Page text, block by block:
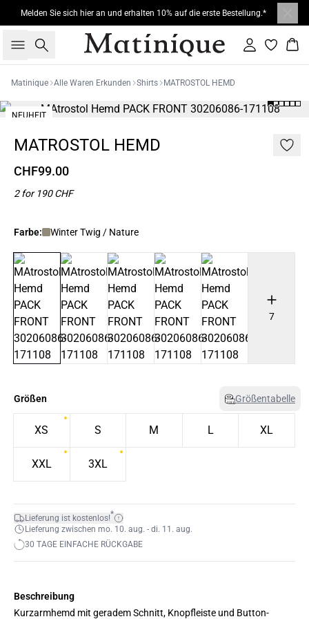
Melden Sie sich hier an und erhalten 10% auf die erste Bestellung.*
Suche Einloggen
Matinique Alle Waren Erkunden Shirts MATROSTOL HEMD
NEUHEIT
MATROSTOL HEMD
CHF99.00
2 for 190 CHF
Farbe: Winter Twig / Nature
7
Größen Größentabelle
XS S M L XL
XXL 3XL
Lieferung ist kostenlos!*
Lieferung zwischen mo. 10. aug. - di. 11. aug.
30 TAGE EINFACHE RÜCKGABE
Beschreibung
Kurzarmhemd mit geradem Schnitt, Knopfleiste und Button-